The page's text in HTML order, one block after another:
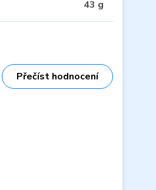
43 g
Přečíst hodnocení